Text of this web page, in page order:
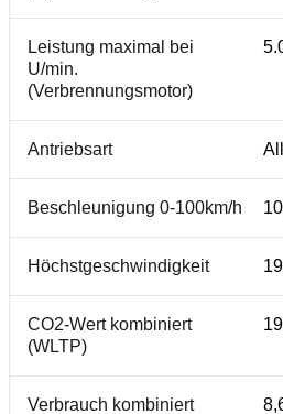
Leistung maximal bei
U/min.
(Verbrennungsmotor)
Antriebsart
Beschleunigung 0-100km/h
Höchstgeschwindigkeit
CO2-Wert kombiniert
(WLTP)
Verbrauch kombiniert